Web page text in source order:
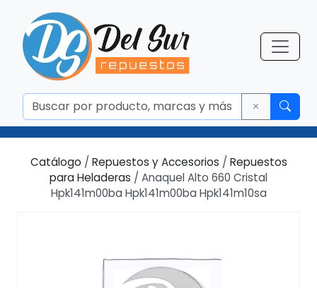
Catálogo / Repuestos y Accesorios / Repuestos
para Heladeras / Anaquel Alto 660 Cristal
Hpk141m00ba Hpk141m00ba Hpk141m10sa